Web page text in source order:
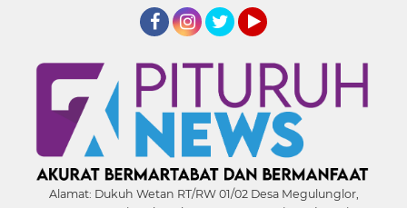
Alamat: Dukuh Wetan RT/RW 01/02 Desa Megulunglor,